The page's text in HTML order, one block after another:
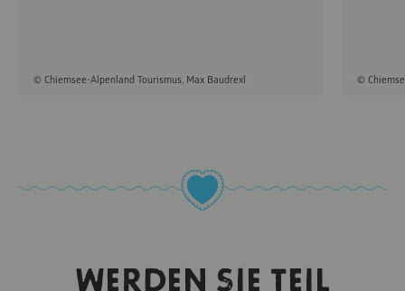
© Chiemsee-Alpenland Tourismus, Max Baudrexl ©
WERDEN SIE TEIL